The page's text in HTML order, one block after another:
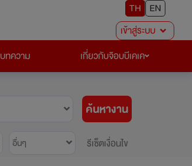
TH
EN
เข้าสู่ระบบ
บทความ เกี่ยวกับจ๊อบบีเคเค
ค้นหางาน
อื่นๆ รีเซ็ตเงื่อนไข